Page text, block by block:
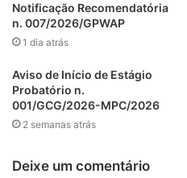
Notificação Recomendatória
n. 007/2026/GPWAP
1 dia atrás
Aviso de Início de Estágio
Probatório n.
001/GCG/2026-MPC/2026
2 semanas atrás
Deixe um comentário